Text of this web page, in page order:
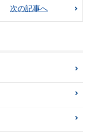
次の記事へ